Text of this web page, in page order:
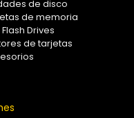
de disco
de memoria
Flash Drives
de tarjetas